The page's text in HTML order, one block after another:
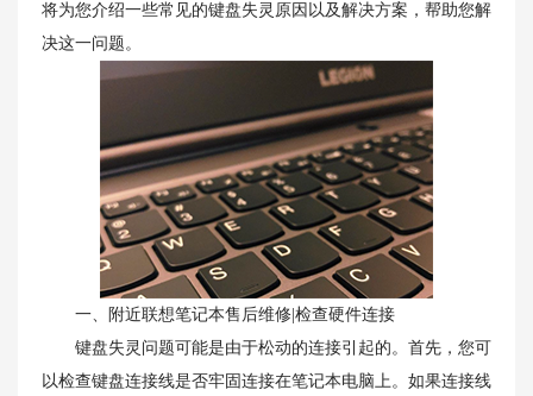
将为您介绍一些常见的键盘失灵原因以及解决方案，帮助您解
决这一问题。
一、附近联想笔记本售后维修|检查硬件连接
键盘失灵问题可能是由于松动的连接引起的。首先，您可
以检查键盘连接线是否牢固连接在笔记本电脑上。如果连接线